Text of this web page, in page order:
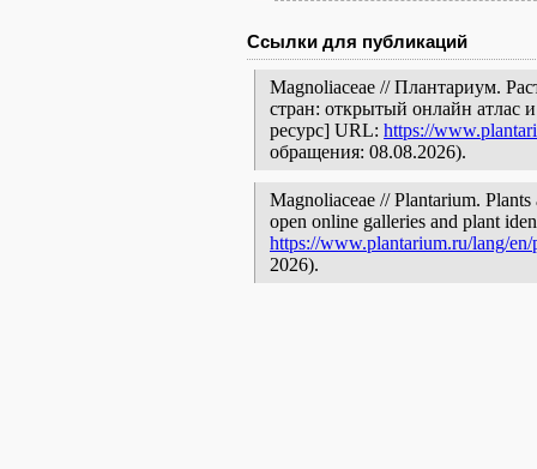
Ссылки для публикаций
Magnoliaceae // Плантариум.
стран: открытый онлайн атлас
ресурс] URL: https://
обращения: 08.08.2026).
Magnoliaceae // Plantarium.
open online galleries and plant
https://www.plantarium.ru/lang/
2026).